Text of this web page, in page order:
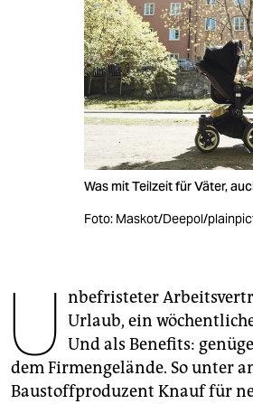
veranstaltungen
fragen & hilfe
unterstützen
epaper login
Was mit Teilzeit für Väter,
Foto: Maskot/Deepol/
U nbefristeter
Urlaub, ein
Und als Benefits:
dem Firmengelände. So unter
Baustoffproduzent Knauf für